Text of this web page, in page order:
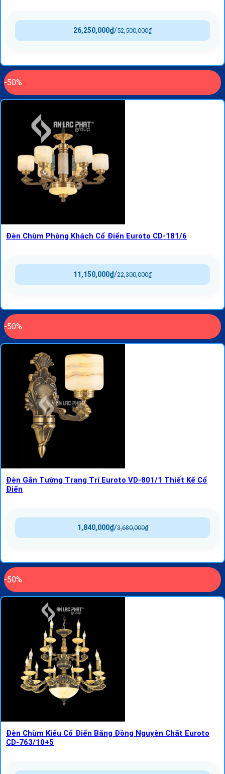
52,500,000₫
/
26,250,000₫
-50%
Đèn Chùm Phòng Khách Cổ Điển Euroto CD-181/6
22,300,000₫
/
11,150,000₫
-50%
Đèn Gắn Tường Trang Trí Euroto VD-801/1 Thiết Kế Cổ
Điển
3,680,000₫
/
1,840,000₫
-50%
Đèn Chùm Kiểu Cổ Điển Bằng Đồng Nguyên Chất Euroto
CD-763/10+5